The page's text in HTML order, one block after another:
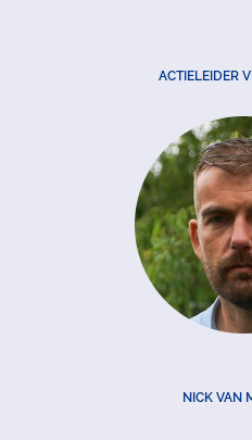
ACTIELEIDER
NICK VAN